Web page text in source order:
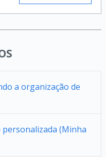
a organização de
(Minha